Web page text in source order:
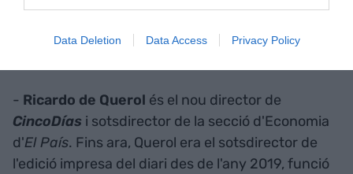
Data Deletion Data Access Privacy Policy
com a soci i conseller delegat deBe A Lion,
renova una funció que va heretar l'any passat,
- Ricardo de Querol és el nou director de
CincoDías i sotsdirector de la secció d'Economia
d'El País. Fins ara, Querol era el sotsdirector de
l'edició impresa del diari des de l'any 2019, funció